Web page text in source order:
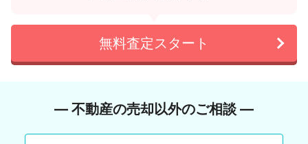
無料査定スタート
― 不動産の売却以外のご相談 ―